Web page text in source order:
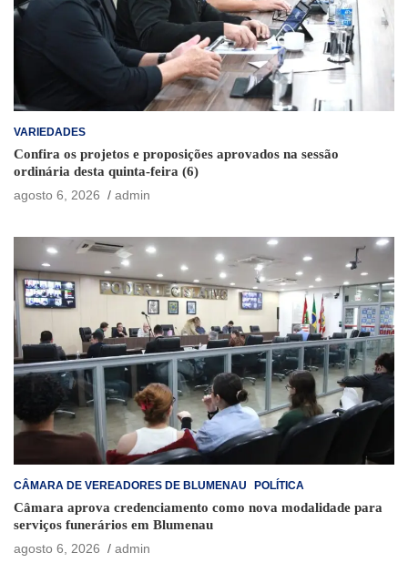
VARIEDADES
Confira os projetos e proposições aprovados na sessão
ordinária desta quinta-feira (6)
agosto 6, 2026
admin
CÂMARA DE VEREADORES DE BLUMENAU POLÍTICA
Câmara aprova credenciamento como nova modalidade para
serviços funerários em Blumenau
agosto 6, 2026
admin